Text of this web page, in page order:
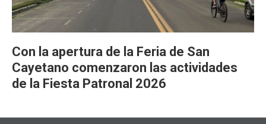
Con la apertura de la Feria de San
Cayetano comenzaron las actividades
de la Fiesta Patronal 2026